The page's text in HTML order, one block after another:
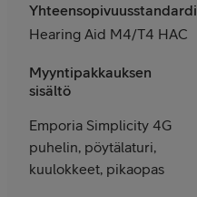
Yhteensopivuusstandardit
Hearing Aid M4/T4 HAC
Myyntipakkauksen
sisältö
Emporia Simplicity 4G
puhelin, pöytälaturi,
kuulokkeet, pikaopas